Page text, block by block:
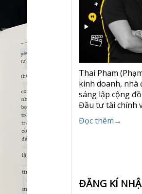
Thai Pham
kinh doanh, nhà
sáng lập cộng
Đầu tư tài chính
Đọc thêm→
ĐĂNG KÍ